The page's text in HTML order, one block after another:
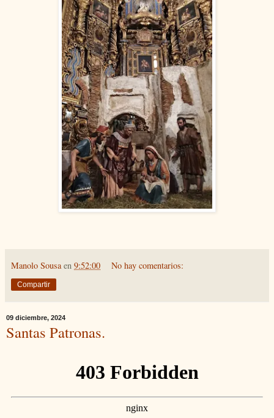
Manolo Sousa en 9:52:00 No hay comentarios:
Compartir
09 diciembre, 2024
Santas Patronas.